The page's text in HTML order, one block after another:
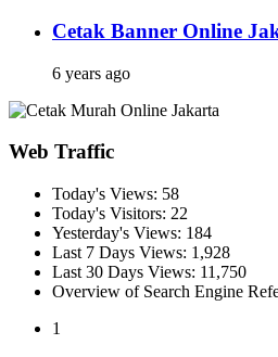
Cetak Banner Online
6 years ago
Web Traffic
Today's Views: 58
Today's Visitors: 22
Yesterday's Views: 184
Last 7 Days Views: 1,928
Last 30 Days Views: 11,750
Overview of Search Engine
1